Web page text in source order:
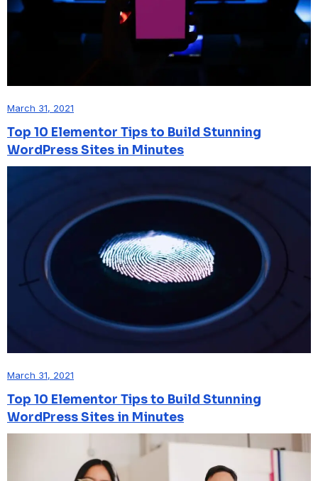
March 31, 2021
Top 10 Elementor Tips to Build Stunning
WordPress Sites in Minutes
March 31, 2021
Top 10 Elementor Tips to Build Stunning
WordPress Sites in Minutes